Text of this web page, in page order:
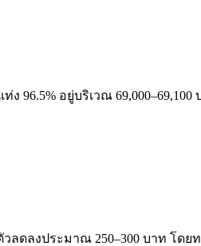
96.5% อยู่บริเวณ
ลดลงประมาณ 250–300 บาท โด